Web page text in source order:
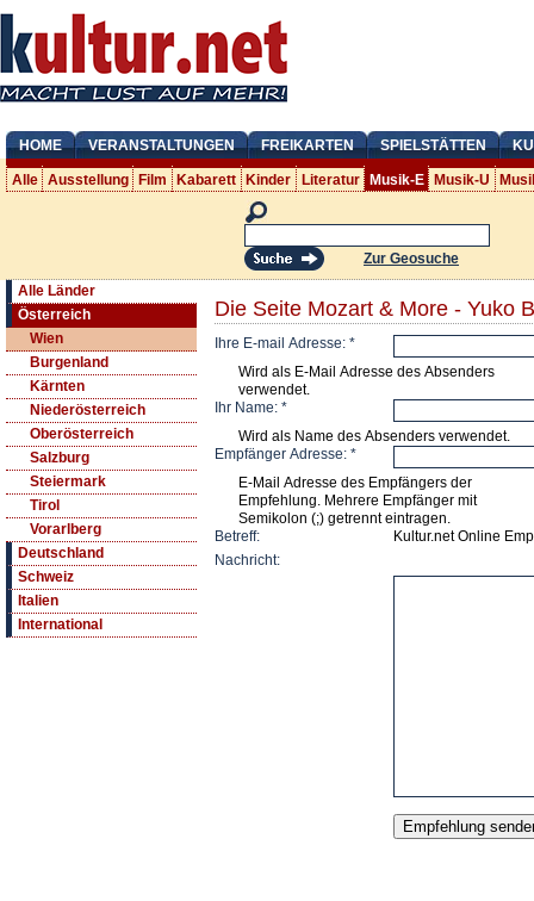
HOME VERANSTALTUNGEN FREIKARTEN SPIELSTÄTTEN
Alle Ausstellung Film Kabarett Kinder Literatur Musik-E Musik-U
Zur Geosuche
Alle Länder
Österreich
Wien
Burgenland
Kärnten
Niederösterreich
Oberösterreich
Salzburg
Steiermark
Tirol
Vorarlberg
Deutschland
Schweiz
Italien
International
Die Seite Mozart & More - Yuko
Ihre E-mail Adresse: *
Wird als E-Mail Adresse des Absenders
verwendet.
Ihr Name: *
Wird als Name des Absenders verwendet.
Empfänger Adresse: *
E-Mail Adresse des Empfängers der
Empfehlung. Mehrere Empfänger mit
Semikolon (;) getrennt eintragen.
Betreff:
Kultur.net Online
Nachricht: